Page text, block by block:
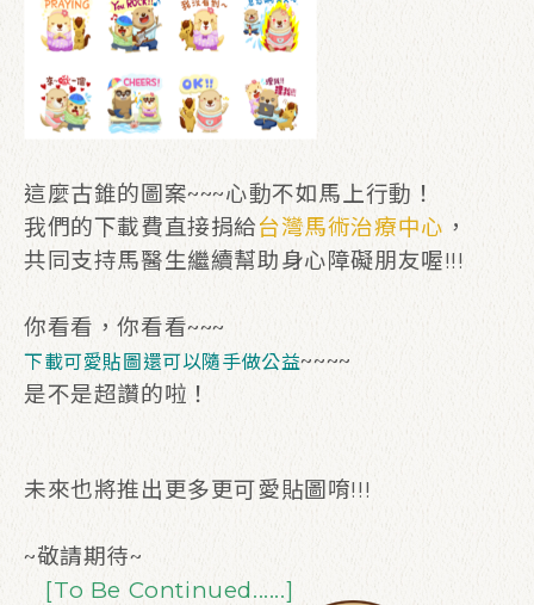
這麼古錐的圖案~~~心動不如馬上行動！
我們的下載費直接捐給台灣馬術治療中心 ，
共同支持馬醫生繼續幫助身心障礙朋友喔!!!
你看看，你看看~~~
下載可愛貼圖還可以隨手做公益~~~~
是不是超讚的啦！
未來也將推出更多更可愛貼圖唷!!!
~敬請期待~
[To Be Continued......]